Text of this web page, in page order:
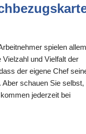
spielen allem
und Vielfalt der
der eigene Chef
schauen Sie selbst,
jederzeit bei